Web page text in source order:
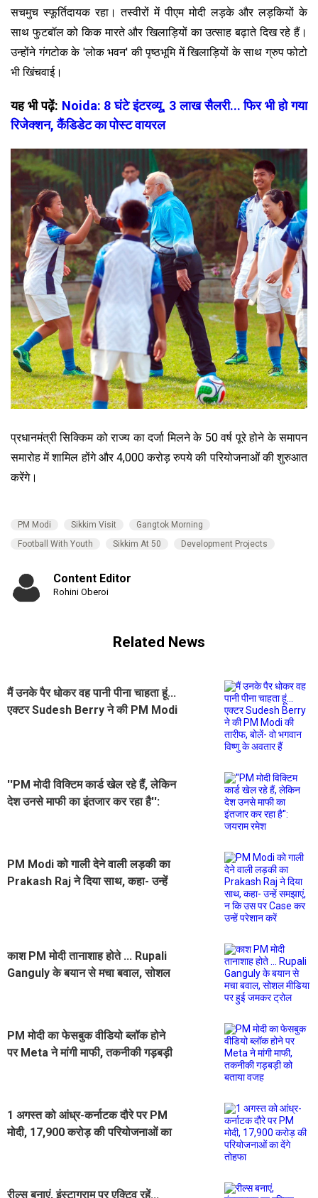
सचमुच स्फूर्तिदायक रहा। तस्वीरों में पीएम मोदी लड़के और लड़कियों के
साथ फुटबॉल को किक मारते और खिलाड़ियों का उत्साह बढ़ाते दिख रहे हैं।
उन्होंने गंगटोक के 'लोक भवन' की पृष्ठभूमि में खिलाड़ियों के साथ ग्रुप फोटो
भी खिंचवाई।
यह भी पढ़ें: Noida: 8 घंटे इंटरव्यू, 3 लाख सैलरी... फिर भी हो गया
रिजेक्शन, कैंडिडेट का पोस्ट वायरल
प्रधानमंत्री सिक्किम को राज्य का दर्जा मिलने के 50 वर्ष पूरे होने के समापन
समारोह में शामिल होंगे और 4,000 करोड़ रुपये की परियोजनाओं की शुरुआत
करेंगे।
PM Modi Sikkim Visit
Gangtok Morning
Football With Youth
Sikkim At 50 Development Projects
Content Editor
Rohini Oberoi
Related News
मैं उनके पैर धोकर वह पानी पीना चाहता हूं...
एक्टर Sudesh Berry ने की PM Modi
''PM मोदी विक्टिम कार्ड खेल रहे हैं, लेकिन
देश उनसे माफी का इंतजार कर रहा है'':
PM Modi को गाली देने वाली लड़की का
Prakash Raj ने दिया साथ, कहा- उन्हें
काश PM मोदी तानाशाह होते ... Rupali
Ganguly के बयान से मचा बवाल, सोशल
PM मोदी का फेसबुक वीडियो ब्लॉक होने
पर Meta ने मांगी माफी, तकनीकी गड़बड़ी
1 अगस्त को आंध्र-कर्नाटक दौरे पर PM
मोदी, 17,900 करोड़ की परियोजनाओं का
रील्स बनाएं, इंस्टाग्राम पर एक्टिव रहें...